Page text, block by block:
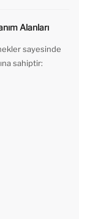
Alanları
sayesinde
sahiptir: